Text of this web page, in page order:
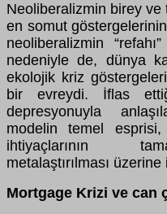
Neoliberalizmin birey ve
en somut
neoliberalizmin
nedeniyle de, dünya
ekolojik kriz
bir evreydi. İflas
depresyonuyla
modelin temel
ihtiyaçlarının
metalaştırılması
Mortgage Krizi ve can